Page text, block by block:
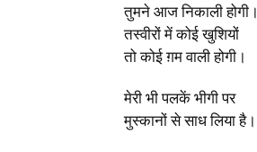
तुमने आज निकाली होगी।
तस्वीरों में कोई खुशियों
तो कोई ग़म वाली होगी।
मेरी भी पलकें भीगी पर
मुस्कानों से साध लिया है।